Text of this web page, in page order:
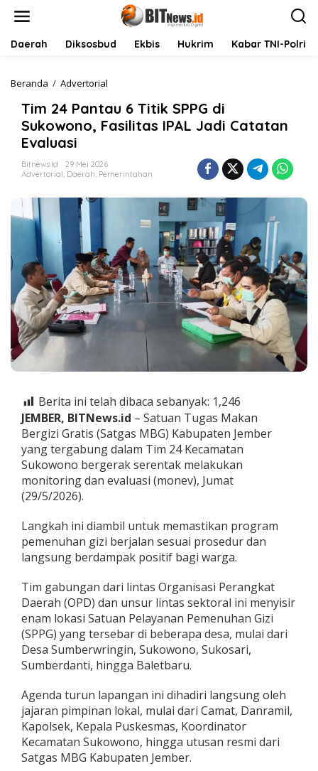
Daerah Diksosbud Ekbis Hukrim Kabar TNI-Polri
Beranda / Advertorial
m
2
4
n
a
t
i
k
S
P
k
o
w
o
n
o
,
i
i
a
s
I
P
A
L
a
i
C
a
a
t
Tim 24 Pantau 6 Titik SPPG di
Sukowono, Fasilitas IPAL Jadi Catatan
Evaluasi
Bitnews.id
29 Mei 2026
Advertorial, Daerah, Pemerintahan
Berita ini telah dibaca sebanyak: 1,246
JEMBER, BITNews.id – Satuan Tugas Makan
Bergizi Gratis (Satgas MBG) Kabupaten Jember
yang tergabung dalam Tim 24 Kecamatan
Sukowono bergerak serentak melakukan
monitoring dan evaluasi (monev), Jumat
(29/5/2026).
Langkah ini diambil untuk memastikan program
pemenuhan gizi berjalan sesuai prosedur dan
langsung berdampak positif bagi warga.
Tim gabungan dari lintas Organisasi Perangkat
Daerah (OPD) dan unsur lintas sektoral ini menyisir
enam lokasi Satuan Pelayanan Pemenuhan Gizi
(SPPG) yang tersebar di beberapa desa, mulai dari
Desa Sumberwringin, Sukowono, Sukosari,
Sumberdanti, hingga Baletbaru.
Agenda turun lapangan ini dihadiri langsung oleh
jajaran pimpinan lokal, mulai dari Camat, Danramil,
Kapolsek, Kepala Puskesmas, Koordinator
Kecamatan Sukowono, hingga utusan resmi dari
Satgas MBG Kabupaten Jember.